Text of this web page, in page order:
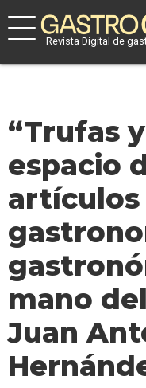
Revista Digital de
“Trufas
espacio
artículos
mano
Juan